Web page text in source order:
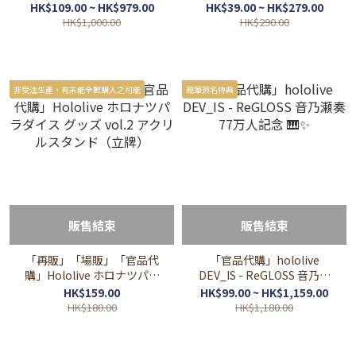
Corp.グッズ 🌃
HK$109.00 ~ HK$979.00
HK$1,000.00
ダイス グッズ vol.2（貼紙/
掛布/明信片）
HK$39.00 ~ HK$279.00
HK$290.00
非受注生產，有未能全數購入之可能
販售結束
「再販」「場販」「官品代
購」Hololive ホロナツパラ
ダイス グッズ vol.2 アクリ
ルスタンド（立牌）
HK$159.00
HK$180.00
親筆簽名特典
販售結束
「官品代購」hololive
DEV_IS - ReGLOSS 音乃瀬
奏 77万人記念 🎹✨
HK$99.00 ~ HK$1,159.00
HK$1,180.00